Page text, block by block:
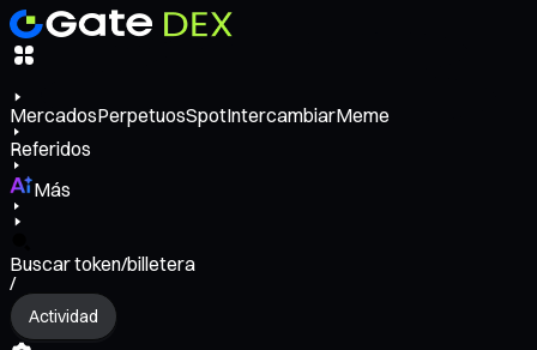
MercadosPerpetuosSpotIntercambiarMeme
Referidos
Más
Buscar token/billetera
/
Actividad